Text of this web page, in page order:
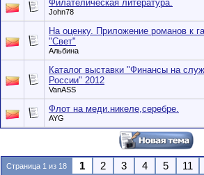
Филателическая литература.
John78
На оценку. Приложение романов к
"Свет"
Альбина
Каталог выставки "Финансы на
России" 2012
VanASS
Флот на меди.никеле,серебре.
AYG
Страница 1 из 18 1 2 3 4 5 11